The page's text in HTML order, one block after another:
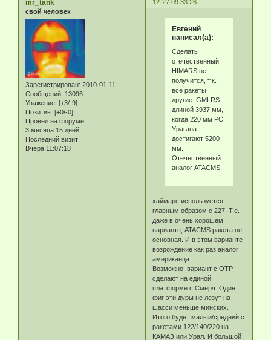
12-27 09:33:26
mr_tank
свой человек
Зарегистрирован: 2010-01-11
Сообщений: 13096
Уважение: [+3/-9]
Позитив: [+0/-0]
Провел на форуме:
3 месяца 15 дней
Последний визит:
Вчера 11:07:18
Eвгeний
написал(а):
Сделать
отечественный
HIMARS не
получится, т.к.
все ракеты
другие. GMLRS
длиной 3937 мм,
когда 220 мм РС
Урагана
достигают 5200
мм.
Отечественный
аналог ATACMS
хаймарс используется
главным образом с 227. Т.е.
даже в очень хорошем
варианте, ATACMS ракета не
основная. И в этом варианте
возрождение как раз аналог
американца.
Возможно, вариант с ОТР
сделают на единой
платформе с Смерч. Один
фиг эти дуры не лезут на
шасси меньше минских.
Итого будет малый/средний с
ракетами 122/140/220 на
КАМАЗ или Урал. И большой